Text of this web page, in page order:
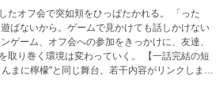
たオフ会で突如頬をひっぱたかれる。 「った
ばないから。ゲームで見かけても話しかけない
ゲーム、オフ会への参加をきっかけに、友達、
り巻く環境は変わっていく。 【一話完結の短
まに檸檬"と同じ舞台、若干内容がリンクしま